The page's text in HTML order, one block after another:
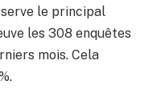
le principal
les 308 enquêtes
mois. Cela